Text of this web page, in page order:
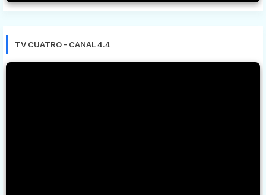
TV CUATRO - CANAL 4.4